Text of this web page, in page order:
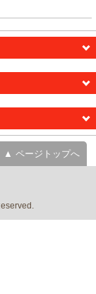
▲ ページトップへ